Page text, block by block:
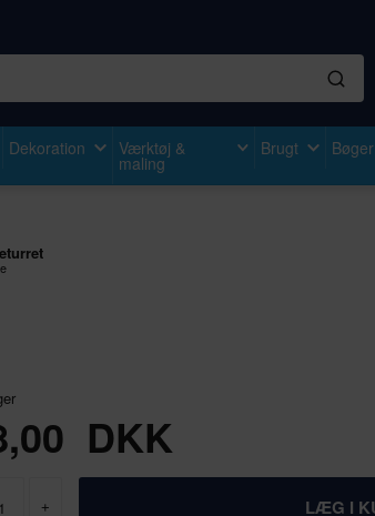
Dekoration Værktøj &
maling
Brugt Bøger
DKK
+